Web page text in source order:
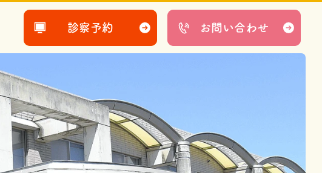
診察予約 お問い合わせ